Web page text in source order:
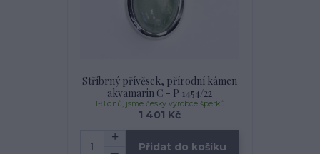
Stříbrný přívěsek, přírodní kámen
akvamarin C - P 1454/22
1 401 Kč
1-8 dnů, jsme český výrobce šperků
Přidat do košíku